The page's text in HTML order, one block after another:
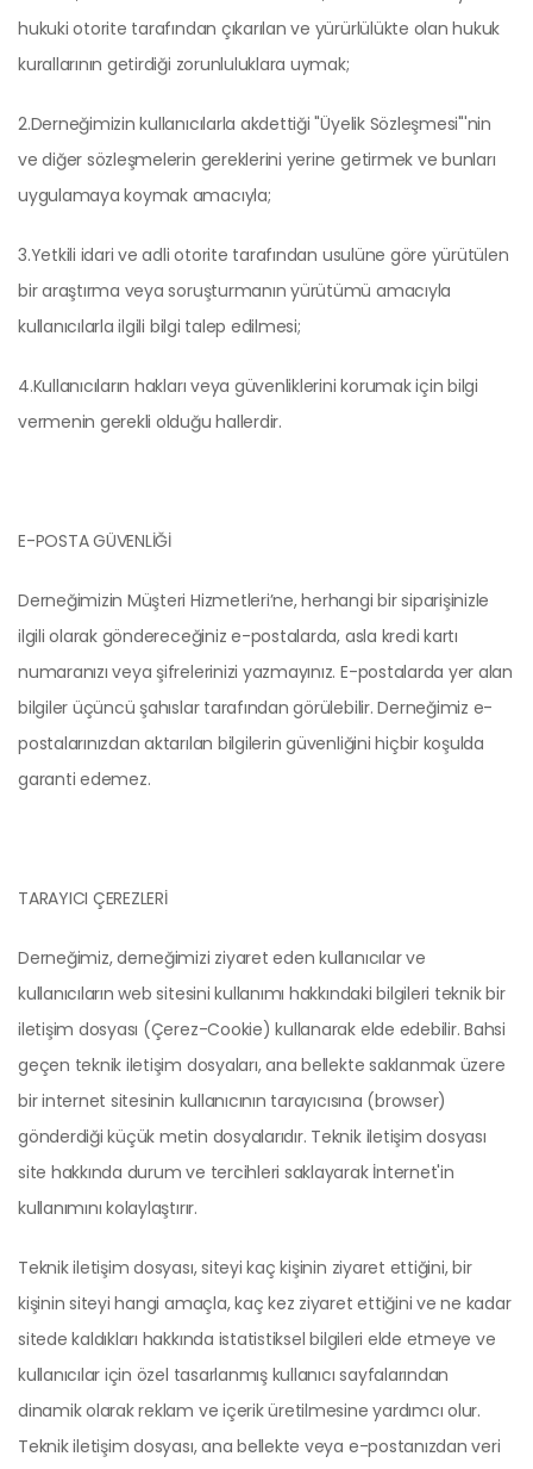
hukuki otorite tarafından çıkarılan ve yürürlülükte olan hukuk
kurallarının getirdiği zorunluluklara uymak;
2.Derneğimizin kullanıcılarla akdettiği "Üyelik Sözleşmesi"'nin
ve diğer sözleşmelerin gereklerini yerine getirmek ve bunları
uygulamaya koymak amacıyla;
3.Yetkili idari ve adli otorite tarafından usulüne göre yürütülen
bir araştırma veya soruşturmanın yürütümü amacıyla
kullanıcılarla ilgili bilgi talep edilmesi;
4.Kullanıcıların hakları veya güvenliklerini korumak için bilgi
vermenin gerekli olduğu hallerdir.
E-POSTA GÜVENLİĞİ
Derneğimizin Müşteri Hizmetleri’ne, herhangi bir siparişinizle
ilgili olarak göndereceğiniz e-postalarda, asla kredi kartı
numaranızı veya şifrelerinizi yazmayınız. E-postalarda yer alan
bilgiler üçüncü şahıslar tarafından görülebilir. Derneğimiz e-
postalarınızdan aktarılan bilgilerin güvenliğini hiçbir koşulda
garanti edemez.
TARAYICI ÇEREZLERİ
Derneğimiz, derneğimizi ziyaret eden kullanıcılar ve
kullanıcıların web sitesini kullanımı hakkındaki bilgileri teknik bir
iletişim dosyası (Çerez-Cookie) kullanarak elde edebilir. Bahsi
geçen teknik iletişim dosyaları, ana bellekte saklanmak üzere
bir internet sitesinin kullanıcının tarayıcısına (browser)
gönderdiği küçük metin dosyalarıdır. Teknik iletişim dosyası
site hakkında durum ve tercihleri saklayarak İnternet'in
kullanımını kolaylaştırır.
Teknik iletişim dosyası, siteyi kaç kişinin ziyaret ettiğini, bir
kişinin siteyi hangi amaçla, kaç kez ziyaret ettiğini ve ne kadar
sitede kaldıkları hakkında istatistiksel bilgileri elde etmeye ve
kullanıcılar için özel tasarlanmış kullanıcı sayfalarından
dinamik olarak reklam ve içerik üretilmesine yardımcı olur.
Teknik iletişim dosyası, ana bellekte veya e-postanızdan veri